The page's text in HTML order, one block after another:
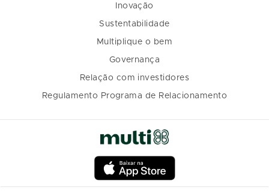
Inovação
Sustentabilidade
Multiplique o bem
Governança
Relação com investidores
Regulamento Programa de Relacionamento